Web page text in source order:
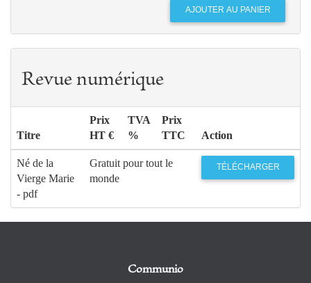
Revue numérique
Titre
Prix
HT €
TVA
%
Prix
TTC
Action
Né de la
Vierge Marie
- pdf
Gratuit pour tout le
monde
TÉLÉCHARGER
Communio